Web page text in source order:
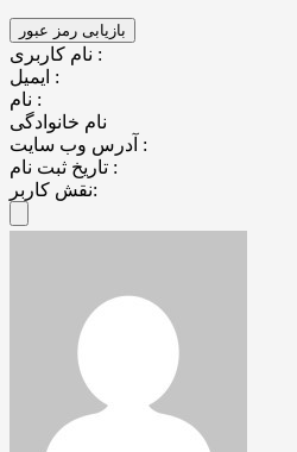
نام کاربری :
ایمیل :
نام :
نام خانوادگی
آدرس وب سایت :
تاریخ ثبت نام :
نقش کاربر: